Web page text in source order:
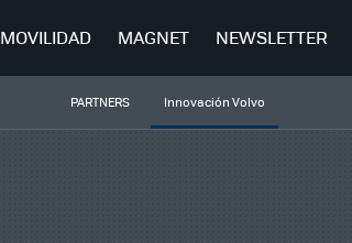
MOVILIDAD MAGNET NEWSLETTER
PARTNERS Innovación Volvo